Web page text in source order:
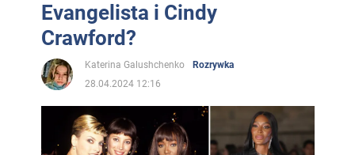
Evangelista i Cindy
Crawford?
Katerina Galushchenko
Rozrywka
28.04.2024 12:16